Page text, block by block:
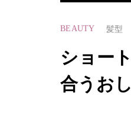
BEAUTY 髪型
ショー
合うお